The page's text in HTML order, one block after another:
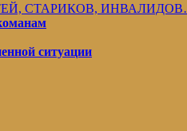
СТАРИКОВ,
ситуации